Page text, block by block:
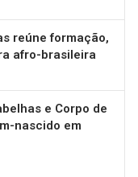
reúne formação,
afro-brasileira
e Corpo de
nascido em